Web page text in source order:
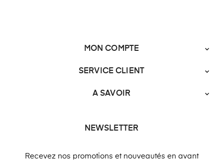
MON COMPTE 
SERVICE CLIENT 
A SAVOIR 
NEWSLETTER
Recevez nos promotions et nouveautés en avant